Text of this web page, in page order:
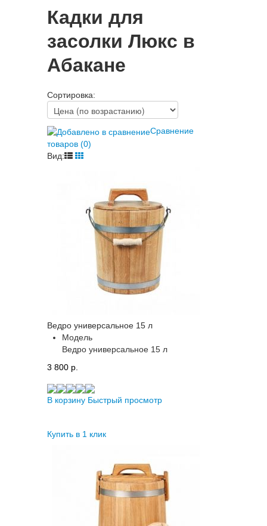
Кадки для
засолки Люкс в
Абакане
Сортировка:
Сравнение
товаров (0)
Вид:
Ведро универсальное 15 л
Модель
Ведро универсальное 15 л
3 800 p.
В корзину Быстрый просмотр
Купить в 1 клик